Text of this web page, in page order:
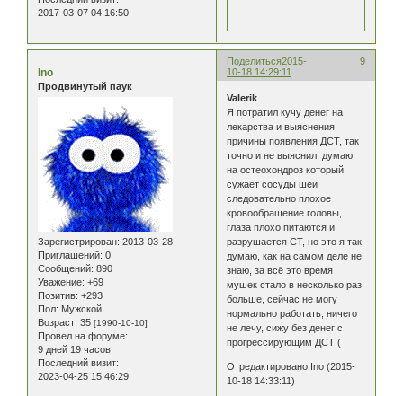
2017-03-07 04:16:50
Поделиться 9
2015-
10-18 14:29:11
Ino
Продвинутый паук
Зарегистрирован: 2013-03-28
Приглашений: 0
Сообщений: 890
Уважение: +69
Позитив: +293
Пол: Мужской
Возраст: 35 [1990-10-10]
Провел на форуме:
9 дней 19 часов
Последний визит:
2023-04-25 15:46:29
Valerik
Я потратил кучу денег на
лекарства и выяснения
причины появления ДСТ, так
точно и не выяснил, думаю
на остеохондроз который
сужает сосуды шеи
следовательно плохое
кровообращение головы,
глаза плохо питаются и
разрушается СТ, но это я так
думаю, как на самом деле не
знаю, за всё это время
мушек стало в несколько раз
больше, сейчас не могу
нормально работать, ничего
не лечу, сижу без денег с
прогрессирующим ДСТ (
Отредактировано Ino (2015-
10-18 14:33:11)